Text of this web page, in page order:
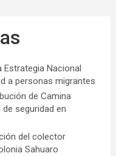
Nacional
a personas migrantes
de Camina
seguridad en
del colector
Sahuaro